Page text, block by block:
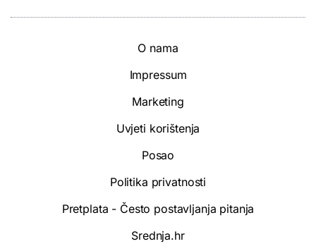
O nama
Impressum
Marketing
Uvjeti korištenja
Posao
Politika privatnosti
Pretplata - Često postavljanja pitanja
Srednja.hr